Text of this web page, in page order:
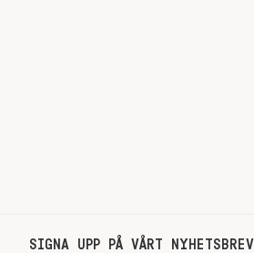
SIGNA UPP PÅ VÅRT NYHETSBREV